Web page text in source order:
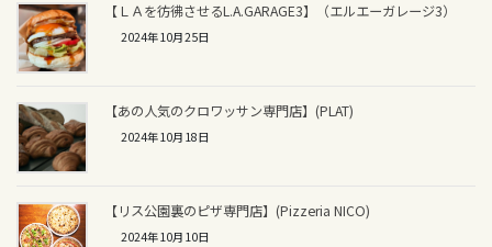
【ＬＡを彷彿させるL.A.GARAGE3】（エルエーガレージ3）
2024年10月25日
【あの人気のクロワッサン専門店】(PLAT)
2024年10月18日
【リス公園裏のピザ専門店】(Pizzeria NICO)
2024年10月10日